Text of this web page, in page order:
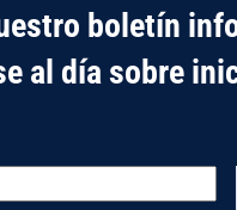
boletín
al día sobre